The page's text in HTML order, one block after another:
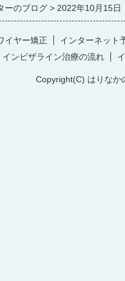
ーのブログ 2022年10月15日
イヤー矯正
インターネット
インビザライン治療の流れ
Copyright(C) はりなか